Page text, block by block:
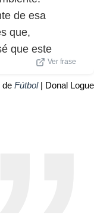
de esa
que,
que este
Ver frase
de Fútbol| Donal Logue